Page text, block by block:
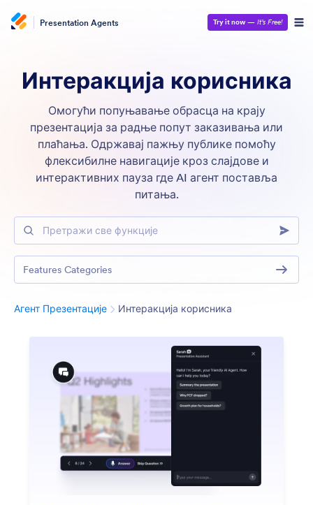
Presentation Agents Try it now — It’s Free!
Интеракција корисника
Омогући попуњавање обрасца на крају
презентација за радње попут заказивања или
плаћања. Одржавај пажњу публике помоћу
флексибилне навигације кроз слајдове и
интерактивних пауза где AI агент поставља
питања.
Претражи све функције
Агент Презентације Интеракција корисника
Features Categories